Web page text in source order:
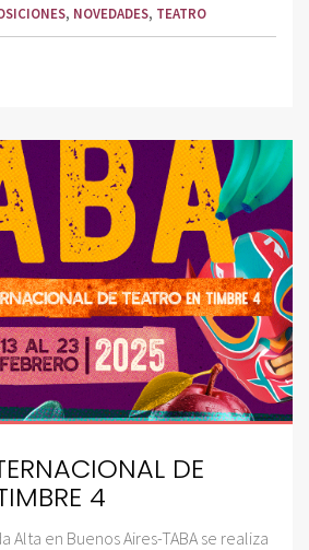
, NOVEDADES, TEATRO
DE
4
Alta en Buenos Aires-TABA se realiza